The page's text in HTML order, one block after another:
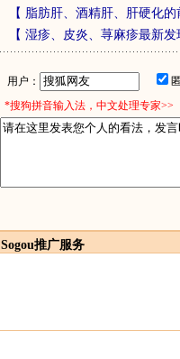
【 脂肪肝、酒精肝、肝硬化的
【 湿疹、皮炎、荨麻疹最新发
用户：
*搜狗拼音输入法，中文处理专家>>
Sogou推广服务